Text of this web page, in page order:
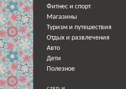
Фитнес и спорт
Магазины
Туризм и путешествия
Отдых и развлечения
Авто
Дети
Полезное